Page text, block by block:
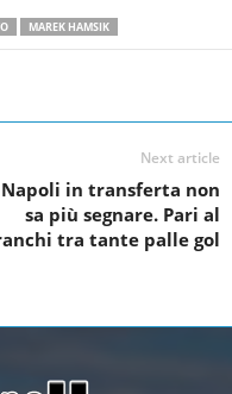
MAREK HAMSIK
Next article
in transferta non
sa più segnare. Pari al
tra tante palle gol